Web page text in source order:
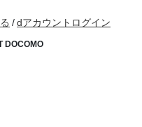
/dアカウントログイン
DOCOMO